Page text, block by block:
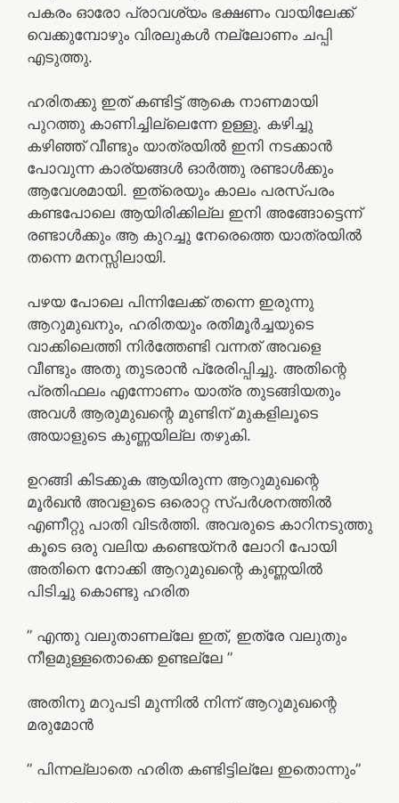
പകരം ഓരോ പ്രാവശ്യം ഭക്ഷണം വായിലേക്ക്
വെക്കുമ്പോഴും വിരലുകൾ നല്ലോണം ചപ്പി
എടുത്തു.
ഹരിതക്കു ഇത് കണ്ടിട്ട് ആകെ നാണമായി
പുറത്തു കാണിച്ചില്ലെന്നേ ഉള്ളു. കഴിച്ചു
കഴിഞ്ഞ് വീണ്ടും യാത്രയിൽ ഇനി നടക്കാൻ
പോവുന്ന കാര്യങ്ങൾ ഓർത്തു രണ്ടാൾക്കും
ആവേശമായി. ഇത്രെയും കാലം പരസ്പരം
കണ്ടപോലെ ആയിരിക്കില്ല ഇനി അങ്ങോട്ടെന്ന്
രണ്ടാൾക്കും ആ കുറച്ചു നേരെത്തെ യാത്രയിൽ
തന്നെ മനസ്സിലായി.
പഴയ പോലെ പിന്നിലേക്ക് തന്നെ ഇരുന്നു
ആറുമുഖനും, ഹരിതയും രതിമൂർച്ചയുടെ
വാക്കിലെത്തി നിർത്തേണ്ടി വന്നത് അവളെ
വീണ്ടും അതു തുടരാൻ പ്രേരിപ്പിച്ചു. അതിന്റെ
പ്രതിഫലം എന്നോണം യാത്ര തുടങ്ങിയതും
അവൾ ആരുമുഖന്റെ മുണ്ടിന് മുകളിലൂടെ
അയാളുടെ കുണ്ണയില്ല തഴുകി.
ഉറങ്ങി കിടക്കുക ആയിരുന്ന ആറുമുഖന്റെ
മൂർഖൻ അവളുടെ ഒരൊറ്റ സ്പർശനത്തിൽ
എണീറ്റു പാതി വിടർത്തി. അവരുടെ കാറിനടുത്തു
കൂടെ ഒരു വലിയ കണ്ടെയ്നർ ലോറി പോയി
അതിനെ നോക്കി ആറുമുഖന്റെ കുണ്ണയിൽ
പിടിച്ചു കൊണ്ടു ഹരിത
” എന്തു വലുതാണല്ലേ ഇത്, ഇത്രേ വലുതും
നീളമുള്ളതൊക്കെ ഉണ്ടല്ലേ ”
അതിനു മറുപടി മുന്നിൽ നിന്ന് ആറുമുഖന്റെ
മരുമോൻ
” പിന്നല്ലാതെ ഹരിത കണ്ടിട്ടില്ലേ ഇതൊന്നും”